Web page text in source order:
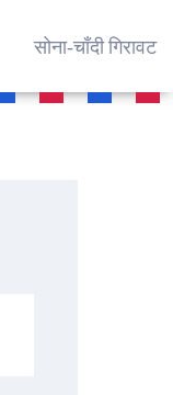
सोना‑चाँदी गिरावट